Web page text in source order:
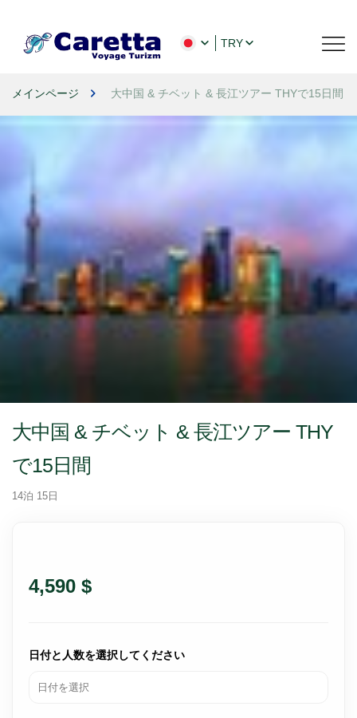
TRY
メインページ 大中国 & チベット & 長江ツアー THYで15日間
大中国 & チベット & 長江ツアー THY
で15日間
14泊 15日
4,590 $
日付と人数を選択してください